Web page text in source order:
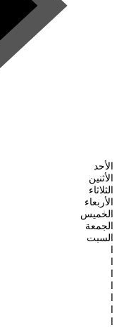
الأحد
الأثنين
الثلاثاء
الأربعاء
الخميس
الجمعة
السبت